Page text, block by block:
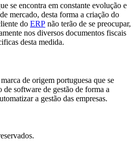
se encontra em constante evolução e
mercado, desta forma a criação do
do ERP não terão de se preocupar,
nos diversos documentos fiscais
desta medida.
de origem portuguesa que se
software de gestão de forma a
a gestão das empresas.